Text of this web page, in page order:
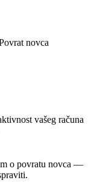
novca
vašeg računa
o povratu novca —